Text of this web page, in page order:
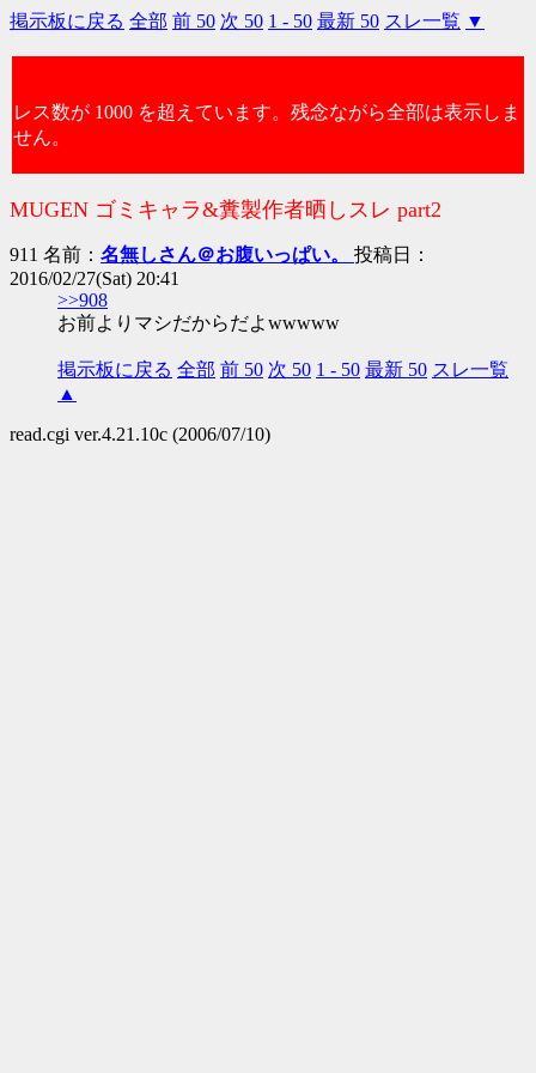
掲示板に戻る 全部 前 50 次 50 1 - 50 最新 50 スレ一覧 ▼
レス数が 1000 を超えています。残念ながら全部は表示しま
せん。
MUGEN ゴミキャラ&糞製作者晒しスレ part2
911 名前： 名無しさん＠お腹いっぱい。 投稿日：
2016/02/27(Sat) 20:41
>>908
お前よりマシだからだよwwwww
掲示板に戻る 全部 前 50 次 50 1 - 50 最新 50 スレ一覧
▲
read.cgi ver.4.21.10c (2006/07/10)